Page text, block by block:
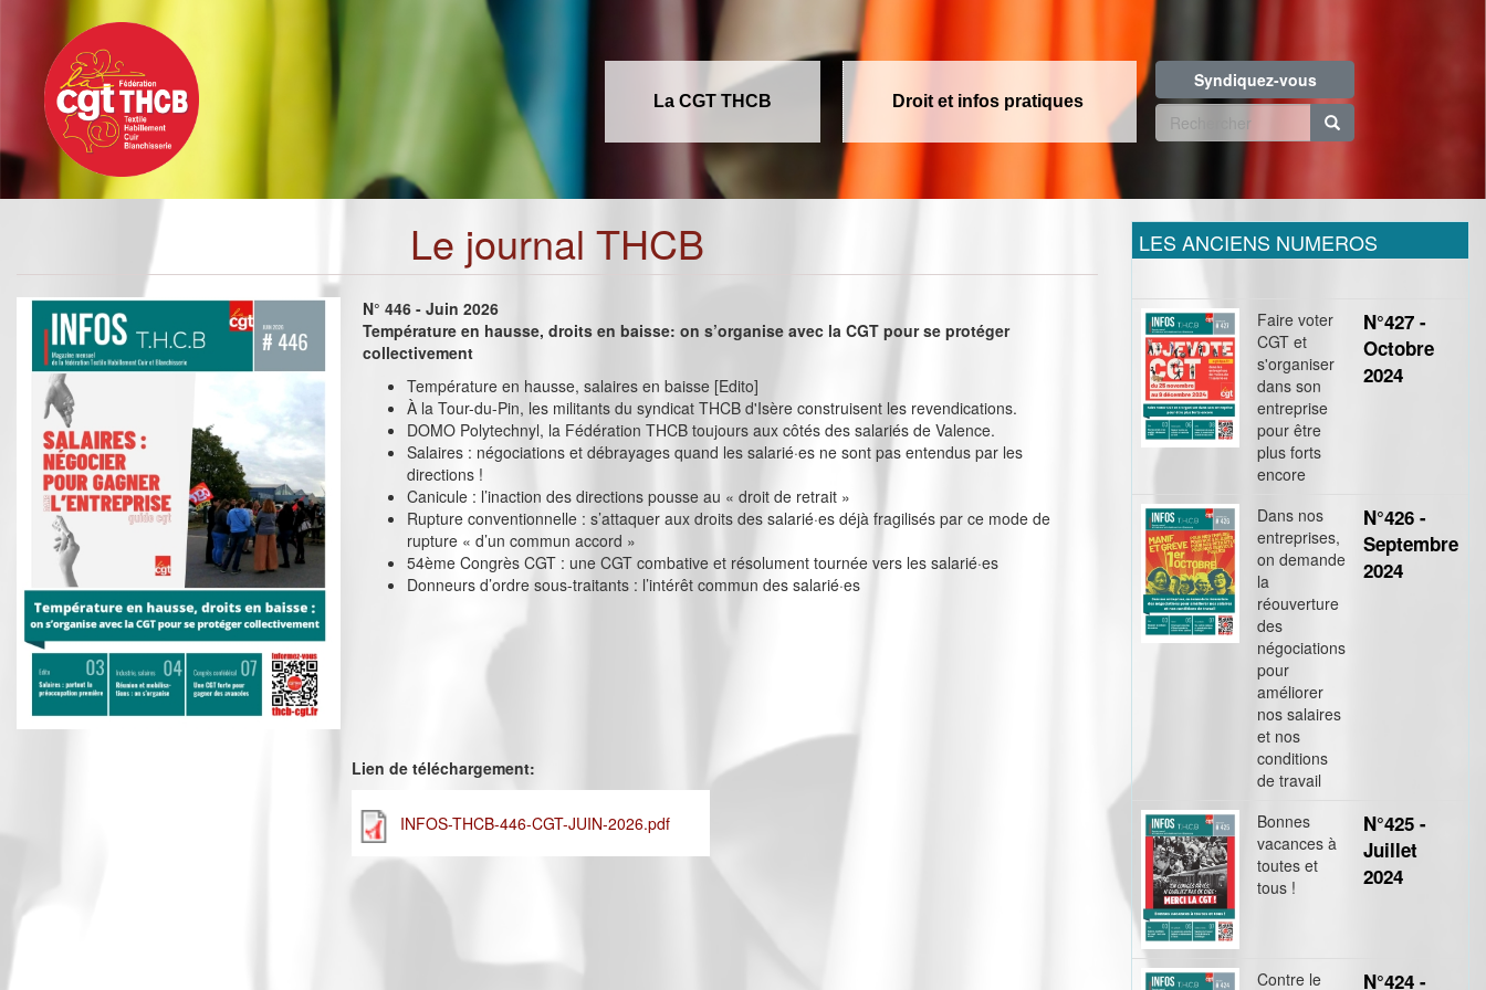
contenu
principal
La CGT THCB Droit et infos pratiques
Syndiquez-vous
Formulaire
recherche
Le journal THCB
N° 446 - Juin 2026
Température en hausse, droits en baisse: on s’organise avec la CGT pour se protéger
collectivement
Température en hausse, salaires en baisse [Edito]
À la Tour-du-Pin, les militants du syndicat THCB d'Isère construisent les revendications.
DOMO Polytechnyl, la Fédération THCB toujours aux côtés des salariés de Valence.
Salaires : négociations et débrayages quand les salarié·es ne sont pas entendus par les
directions !
Canicule : l’inaction des directions pousse au « droit de retrait »
Rupture conventionnelle : s’attaquer aux droits des salarié·es déjà fragilisés par ce mode de
rupture « d’un commun accord »
54ème Congrès CGT : une CGT combative et résolument tournée vers les salarié·es
Donneurs d’ordre sous-traitants : l’intérêt commun des salarié·es
Lien de téléchargement:
INFOS-THCB-446-CGT-JUIN-2026.pdf
LES ANCIENS NUMEROS
Faire voter
CGT et
s'organiser
dans son
entreprise
pour être
plus forts
encore
N°427 -
Octobre
2024
Dans nos
entreprises,
on demande
la
réouverture
des
négociations
pour
améliorer
nos salaires
et nos
conditions
de travail
N°426 -
Septembre
2024
Bonnes
vacances à
toutes et
tous !
N°425 -
Juillet
2024
Contre le N°424 -